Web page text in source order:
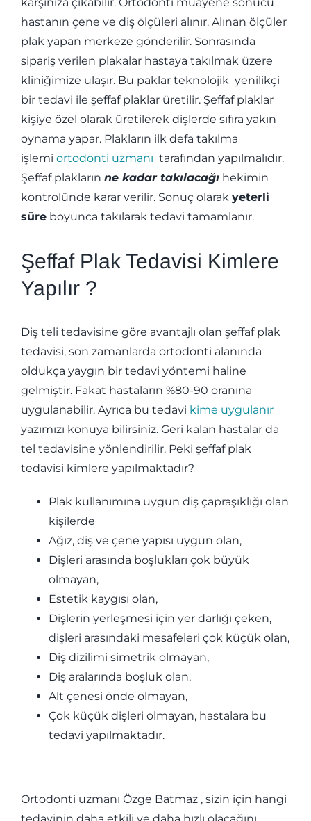
karşınıza çıkabilir. Ortodonti muayene sonucu
hastanın çene ve diş ölçüleri alınır. Alınan ölçüler
plak yapan merkeze gönderilir. Sonrasında
sipariş verilen plakalar hastaya takılmak üzere
kliniğimize ulaşır. Bu paklar teknolojik yenilikçi
bir tedavi ile şeffaf plaklar üretilir. Şeffaf plaklar
kişiye özel olarak üretilerek dişlerde sıfıra yakın
oynama yapar. Plakların ilk defa takılma
işlemi ortodonti uzmanı tarafından yapılmalıdır.
Şeffaf plakların ne kadar takılacağıhekimin
kontrolünde karar verilir. Sonuç olarak yeterli
süreboyunca takılarak tedavi tamamlanır.
Şeffaf Plak Tedavisi Kimlere
Yapılır ?
Diş teli tedavisine göre avantajlı olan şeffaf plak
tedavisi, son zamanlarda ortodonti alanında
oldukça yaygın bir tedavi yöntemi haline
gelmiştir. Fakat hastaların %80-90 oranına
uygulanabilir. Ayrıca bu tedavi kime uygulanır
yazımızı konuya bilirsiniz. Geri kalan hastalar da
tel tedavisine yönlendirilir. Peki şeffaf plak
tedavisi kimlere yapılmaktadır?
Plak kullanımına uygun diş çapraşıklığı olan
kişilerde
Ağız, diş ve çene yapısı uygun olan,
Dişleri arasında boşlukları çok büyük
olmayan,
Estetik kaygısı olan,
Dişlerin yerleşmesi için yer darlığı çeken,
dişleri arasındaki mesafeleri çok küçük olan,
Diş dizilimi simetrik olmayan,
Diş aralarında boşluk olan,
Alt çenesi önde olmayan,
Çok küçük dişleri olmayan, hastalara bu
tedavi yapılmaktadır.
Ortodonti uzmanı Özge Batmaz , sizin için hangi